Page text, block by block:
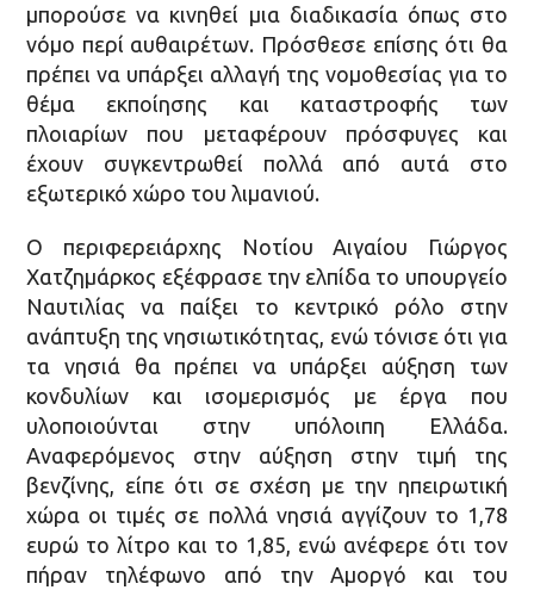
μπορούσε να κινηθεί μια διαδικασία όπως στο
νόμο περί αυθαιρέτων. Πρόσθεσε επίσης ότι θα
πρέπει να υπάρξει αλλαγή της νομοθεσίας για το
θέμα εκποίησης και καταστροφής των
πλοιαρίων που μεταφέρουν πρόσφυγες και
έχουν συγκεντρωθεί πολλά από αυτά στο
εξωτερικό χώρο του λιμανιού.
Ο περιφερειάρχης Νοτίου Αιγαίου Γιώργος
Χατζημάρκος εξέφρασε την ελπίδα το υπουργείο
Ναυτιλίας να παίξει το κεντρικό ρόλο στην
ανάπτυξη της νησιωτικότητας, ενώ τόνισε ότι για
τα νησιά θα πρέπει να υπάρξει αύξηση των
κονδυλίων και ισομερισμός με έργα που
υλοποιούνται στην υπόλοιπη Ελλάδα.
Αναφερόμενος στην αύξηση στην τιμή της
βενζίνης, είπε ότι σε σχέση με την ηπειρωτική
χώρα οι τιμές σε πολλά νησιά αγγίζουν το 1,78
ευρώ το λίτρο και το 1,85, ενώ ανέφερε ότι τον
πήραν τηλέφωνο από την Αμοργό και του